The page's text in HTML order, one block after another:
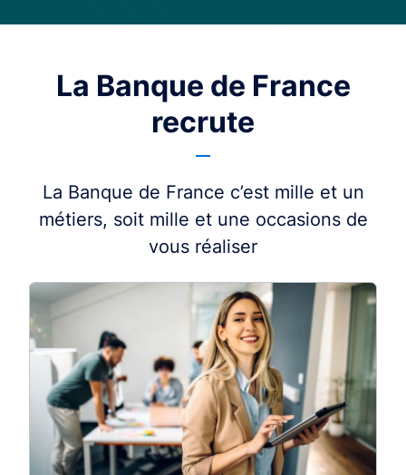
La Banque de France
recrute
La Banque de France c’est mille et un
métiers, soit mille et une occasions de
vous réaliser